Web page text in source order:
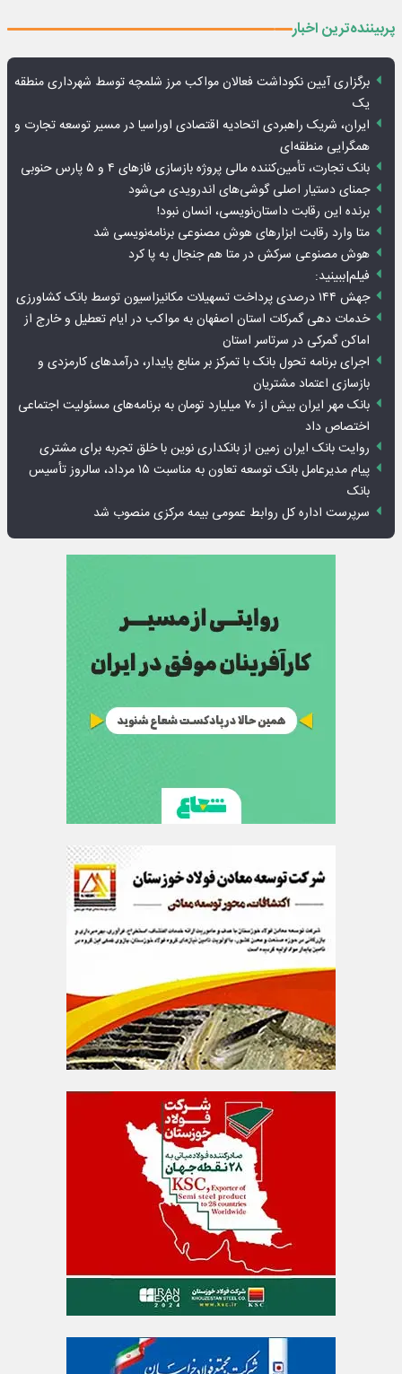
پربیننده‌ترین اخبار
برگزاری آیین نکوداشت فعالان مواکب مرز شلمچه توسط شهرداری منطقه
یک
ایران، شریک راهبردی اتحادیه اقتصادی اوراسیا در مسیر توسعه تجارت و
همگرایی منطقه‌ای
بانک تجارت، تأمین‌کننده مالی پروژه بازسازی فازهای ۴ و ۵ پارس حنوبی
جمنای دستیار اصلی گوشی‌های اندرویدی می‌شود
برنده این رقابت داستان‌نویسی، انسان نبود!
متا وارد رقابت ابزارهای هوش مصنوعی برنامه‌نویسی شد
هوش مصنوعی سرکش در متا هم جنجال به پا کرد
فیلم|ببینید:
جهش ۱۴۴ درصدی پرداخت تسهیلات مکانیزاسیون توسط بانک کشاورزی
خدمات دهی گمرکات استان اصفهان به مواکب در ایام تعطیل و خارج از
اماکن گمرکی در سرتاسر استان
اجرای برنامه تحول بانک با تمرکز بر منابع پایدار، درآمدهای کارمزدی و
بازسازی اعتماد مشتریان
بانک مهر ایران بیش از ۷۰ میلیارد تومان به برنامه‌های مسئولیت اجتماعی
اختصاص داد
روایت بانک ایران زمین از بانکداری نوین با خلق تجربه برای مشتری
پیام مدیرعامل بانک توسعه تعاون به مناسبت ۱۵ مرداد، سالروز تأسیس
بانک
سرپرست اداره کل روابط عمومی بیمه مرکزی منصوب شد